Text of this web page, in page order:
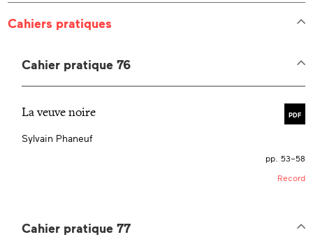
Cahiers pratiques
Cahier pratique 76
PDF
La veuve noire
Sylvain Phaneuf
pp. 53–58
Record
Cahier pratique 77